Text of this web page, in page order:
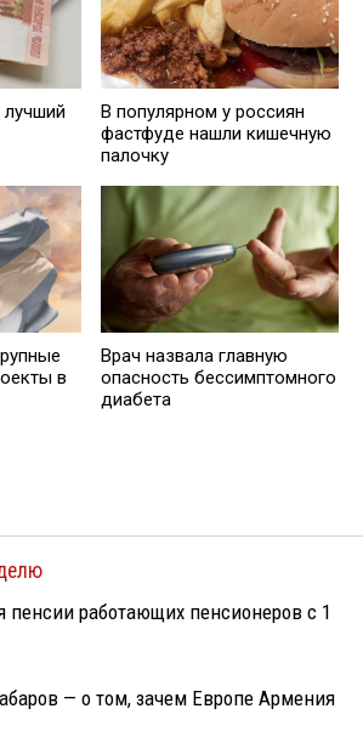
В популярном у россиян
фастфуде нашли кишечную
палочку
в
Врач назвала главную
опасность бессимптомного
диабета
пенсии работающих пенсионеров с 1
— о том, зачем Европе Армения